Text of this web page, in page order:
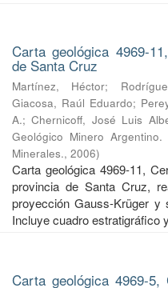
Carta geológica 4969-
de Santa Cruz
Martínez, Héctor;
Giacosa, Raúl Eduardo;
A.;Chernicoff, José Luis
Geológico Minero
Minerales., 2006)
Carta geológica 4969-11,
provincia de Santa Cruz,
proyección Gauss-Krüger y
Incluye cuadro estratigráfico
Carta geológica 4969-